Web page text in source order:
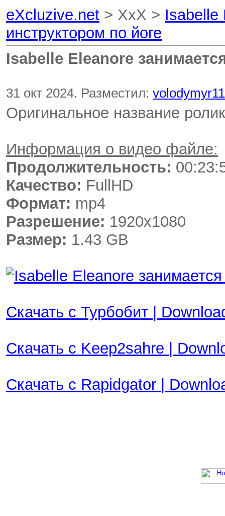
eXcluzive.net > XxX > Isabelle
инструктором по йоге
Isabelle Eleanore
31 окт 2024. Разместил:
Оригинальное название
Информация о видео файле:
Продолжительность:
Качество: FullHD
Формат: mp4
Разрешение: 1920x1080
Размер: 1.43 GB
Скачать с Турбобит |
Скачать с Keep2sahre |
Скачать с Rapidgator |